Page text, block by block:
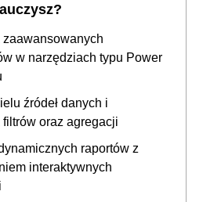
zaawansowanych
w narzędziach typu Power
źródeł danych i
oraz agregacji
raportów z
interaktywnych